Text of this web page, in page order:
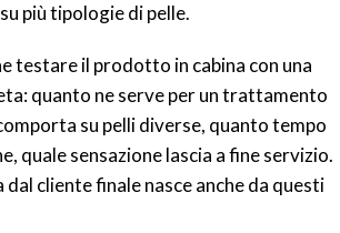
più tipologie di pelle.
testare il prodotto in cabina con una
quanto ne serve per un trattamento
su pelli diverse, quanto tempo
quale sensazione lascia a fine servizio.
cliente finale nasce anche da questi